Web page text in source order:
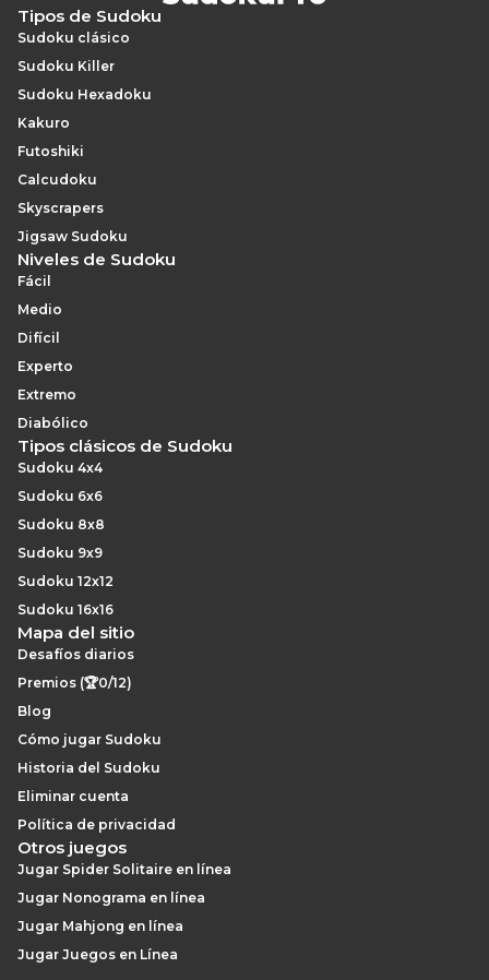
Tipos de Sudoku
Sudoku clásico
Sudoku Killer
Sudoku Hexadoku
Kakuro
Futoshiki
Calcudoku
Skyscrapers
Jigsaw Sudoku
Niveles de Sudoku
Fácil
Medio
Difícil
Experto
Extremo
Diabólico
Tipos clásicos de Sudoku
Sudoku 4x4
Sudoku 6x6
Sudoku 8x8
Sudoku 9x9
Sudoku 12x12
Sudoku 16x16
Mapa del sitio
Desafíos diarios
Premios (🏆0/12)
Blog
Cómo jugar Sudoku
Historia del Sudoku
Eliminar cuenta
Política de privacidad
Otros juegos
Jugar Spider Solitaire en línea
Jugar Nonograma en línea
Jugar Mahjong en línea
Jugar Juegos en Línea